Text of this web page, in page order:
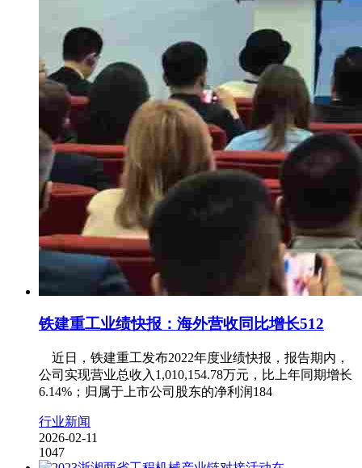
铁建重工业绩快报：海外营收同比增长512
近日，铁建重工发布2022年度业绩快报，报告期内，
公司实现营业总收入1,010,154.78万元，比上年同期增长
6.14%；归属于上市公司股东的净利润184
行业新闻
2026-02-11
1047